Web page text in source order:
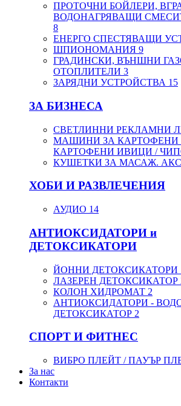
ПРОТОЧНИ БОЙЛЕРИ,
ВОДОНАГРЯВАЩИ
8
ЕНЕРГО СПЕСТЯВАЩИ
ШПИОНОМАНИЯ 9
ГРАДИНСКИ, ВЪНШНИ
ОТОПЛИТЕЛИ 3
ЗАРЯДНИ УСТРОЙСТВА 15
ЗА БИЗНЕСА
СВЕТЛИННИ РЕКЛАМНИ
МАШИНИ ЗА КАРТОФЕНИ
КАРТОФЕНИ ИВИЦИ /
КУШЕТКИ ЗА МАСАЖ.
ХОБИ И РАЗВЛЕЧЕНИЯ
АУДИО 14
АНТИОКСИДАТОРИ и
ДЕТОКСИКАТОРИ
ЙОННИ ДЕТОКСИКАТОРИ
ЛАЗЕРЕН ДЕТОКСИКАТОР
КОЛОН ХИДРОМАТ 2
АНТИОКСИДАТОРИ -
ДЕТОКСИКАТОР 2
СПОРТ И ФИТНЕС
ВИБРО ПЛЕЙТ / ПАУЪР
За нас
Контакти